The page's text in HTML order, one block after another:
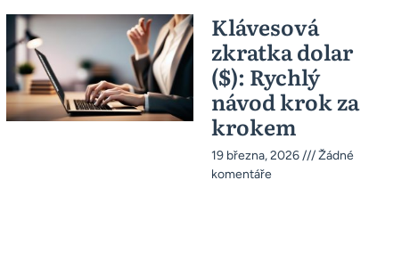
Klávesová
zkratka dolar
($): Rychlý
návod krok za
krokem
19 března, 2026
Žádné
komentáře